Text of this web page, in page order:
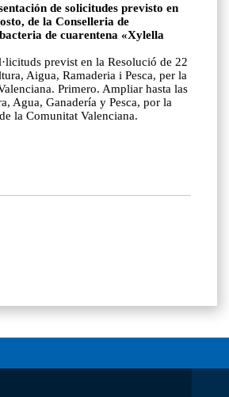
de solicitudes previsto en
de la Conselleria de
de cuarentena «Xylella
previst en la Resolució de 22
Aigua, Ramaderia i Pesca, per la
Primero. Ampliar hasta las
Agua, Ganadería y Pesca, por la
la Comunitat Valenciana.